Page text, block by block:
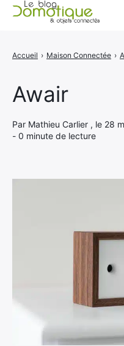
Awair
Par Mathieu Carlier , le 28
- 0 minute de lecture
Accueil › Maison Connectée ›
A propos
CONTACT